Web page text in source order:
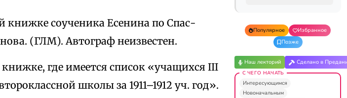
книжке соученика Есенина по Спас-
(ГЛМ). Автограф неизвестен.
где имеется список «учащихся III
школы за 1911–1912 уч. год».
Популярное
Избранное
Позже
Наш лекторий Сделано в
С ЧЕГО НАЧАТЬ
Интересующимся
Новоначальным